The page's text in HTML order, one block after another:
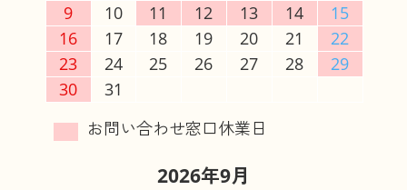
9
10 11 12 13 14
15
16
17 18 19 20 21
22
23
24 25 26 27 28
29
30
31
2026年9月